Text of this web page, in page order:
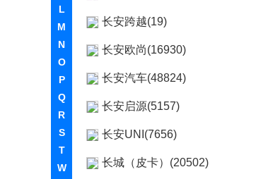
L
M
N
O
P
Q
R
S
T
W
长安跨越(19)
长安欧尚(16930)
长安汽车(48824)
长安启源(5157)
长安UNI(7656)
长城（皮卡）(20502)